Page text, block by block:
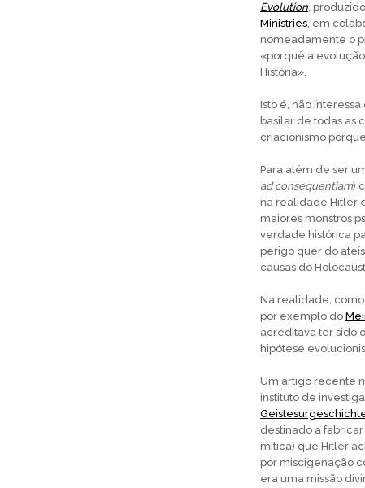
Evolution,
Ministries, em
nomeadamente o
«porquê a
História».
Isto é, não
basilar de todas as
criacionismo
Para além de ser
ad consequentiam)
na realidade Hitler
maiores monstros
verdade histórica
perigo quer do
causas do
Na realidade,
por exemplo do
acreditava ter sido
hipótese
Um artigo recente
instituto de
destinado a
mítica) que Hitler
por miscigenação
era uma missão